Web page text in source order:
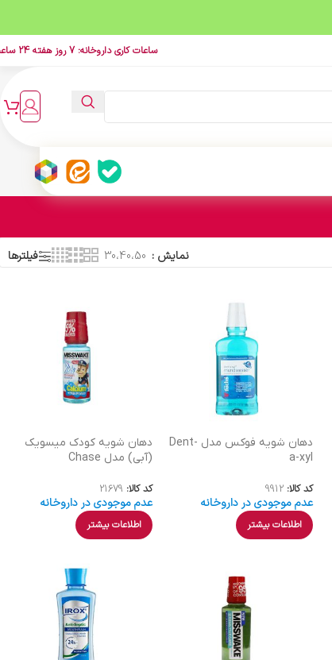
ساعات کاری داروخانه: 7 روز هفته 24 ساعت
نمایش 30،40،50 فیلترها
دهان شویه فوکس مدل Dent-
a-xyl
کد کالا: 9912
عدم موجودی در داروخانه
اطلاعات بیشتر
دهان شویه کودک میسویک
(آبی) مدل Chase
کد کالا: 21679
عدم موجودی در داروخانه
اطلاعات بیشتر